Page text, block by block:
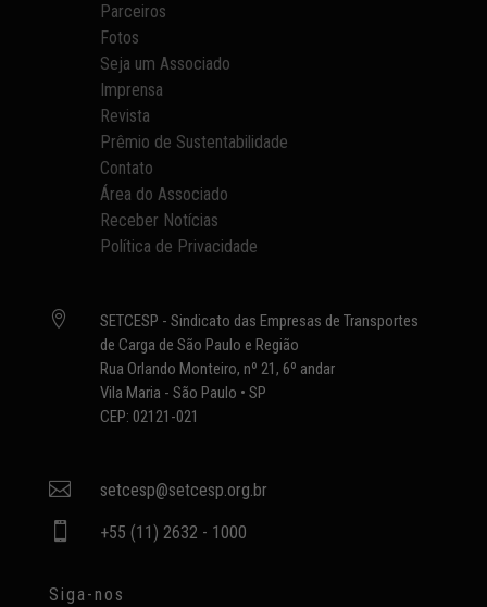
Parceiros
Fotos
Seja um Associado
Imprensa
Revista
Prêmio de Sustentabilidade
Contato
Área do Associado
Receber Notícias
Política de Privacidade

SETCESP - Sindicato das Empresas de Transportes
de Carga de São Paulo e Região
Rua Orlando Monteiro, nº 21, 6º andar
Vila Maria - São Paulo • SP
CEP: 02121-021
 setcesp@setcesp.org.br
 +55 (11) 2632 - 1000
Siga-nos